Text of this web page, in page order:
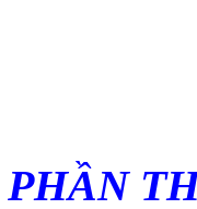
PHẦN